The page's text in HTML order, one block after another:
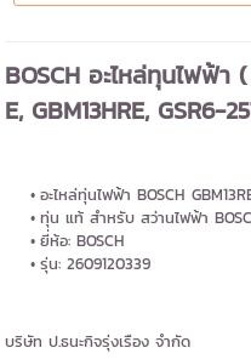
BOSCH อะไหล่ทุนไฟฟ้า
E, GBM13HRE, GSR6-
อะไหล่ทุ่นไฟฟ้า BOSCH
ทุ่น แท้ สำหรับ สว่านไฟฟ้า
ยี่ห้อ: BOSCH
รุ่น: 2609120339
บริษัท ป.ธนะกิจรุ่งเรือง จำกัด